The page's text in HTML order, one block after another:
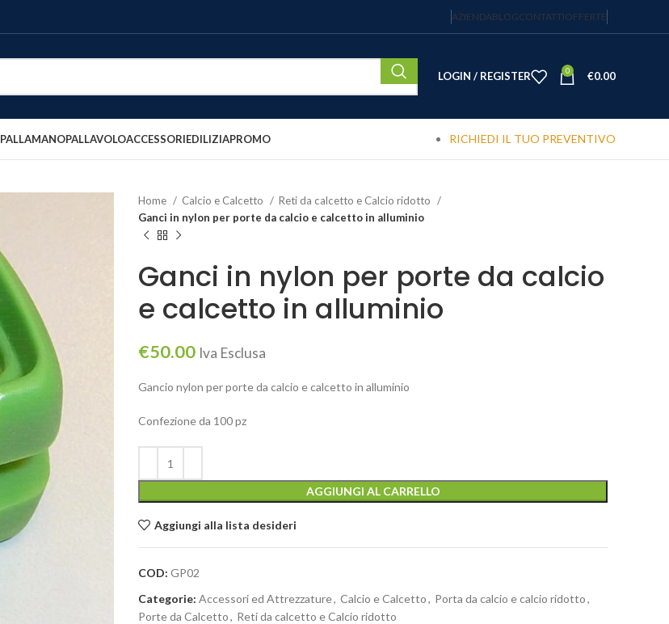
AZIENDABLOGCONTATTIOFFERTE
LOGIN / REGISTER 0 €0.00
PALLAMANOPALLAVOLOACCESSORIEDILIZIAPROMO RICHIEDI IL TUO PREVENTIVO
Home Calcio e Calcetto
Reti da calcetto e Calcio ridotto
Ganci in nylon per porte da calcio e calcetto in alluminio
Ganci in nylon per porte da calcio
e calcetto in alluminio
€50.00 Iva Esclusa
Gancio nylon per porte da calcio e calcetto in alluminio
Confezione da 100 pz
AGGIUNGI AL CARRELLO
Aggiungi alla lista desideri
COD: GP02
Categorie: Accessori ed Attrezzature, Calcio e Calcetto, Porta da calcio e calcio ridotto,
Porte da Calcetto, Reti da calcetto e Calcio ridotto